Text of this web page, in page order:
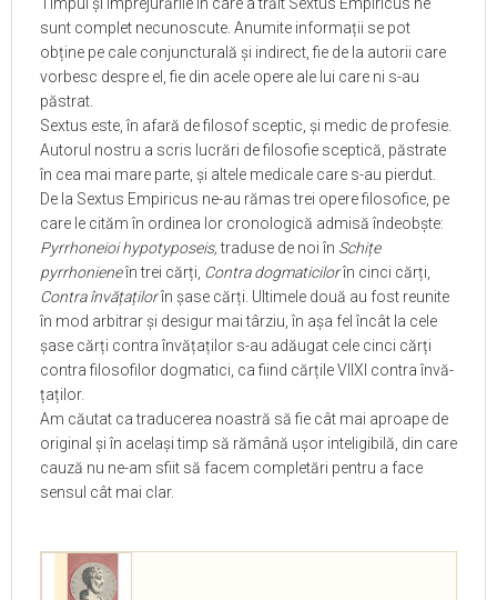
sunt complet necunoscute. Anumite informații se pot
obține pe cale conjuncturală și indirect, fie de la autorii care
vorbesc despre el, fie din acele opere ale lui care ni s-au
păstrat.
Sextus este, în afară de filosof sceptic, și medic de profesie.
Autorul nostru a scris lucrări de filosofie sceptică, păstrate
în cea mai mare parte, și altele medicale care s-au pierdut.
De la Sextus Empiricus ne-au rămas trei opere filosofice, pe
care le cităm în ordinea lor cronologică admisă îndeobște:
Pyrrhoneioi hypotyposeis,traduse de noi în Schițe
pyrrhonieneîn trei cărți, Contra dogmaticilorîn cinci cărți,
Contra învățațilorîn șase cărți. Ultimele două au fost reunite
în mod arbitrar și desigur mai târziu, în așa fel încât la cele
șase cărți contra învățaților s-au adăugat cele cinci cărți
contra filosofilor dogmatici, ca fiind cărțile VII­XI contra învă­
țaților.
Am căutat ca traducerea noastră să fie cât mai aproape de
original și în același timp să rămână ușor inteligibilă, din care
cauză nu ne-am sfiit să facem completări pentru a face
sensul cât mai clar.